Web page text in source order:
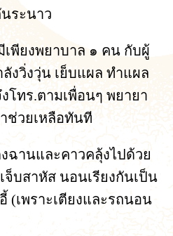
ระนาว
เพียงพยาบาล ๑ คน กับผู้
งวิ่งวุ่น เย็บแผล ทำแผล
โทร.ตามเพื่อนๆ พยายา
ช่วยเหลือทันที
านและคาวคลุ้งไปด้วย
จ็บสาหัส นอนเรียงกันเป็น
(เพราะเตียงและรถนอน